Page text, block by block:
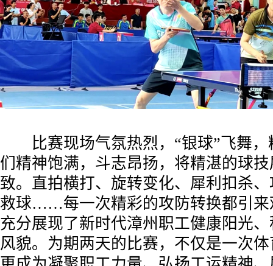
比赛现场气氛热烈，“银球”飞舞，
们精神饱满，斗志昂扬，将精湛的球
致。直拍横打、旋转变化、犀利扣杀
救球……每一次精彩的攻防转换都引来
充分展现了新时代漳州职工健康阳光
风貌。为期两天的比赛，不仅是一次